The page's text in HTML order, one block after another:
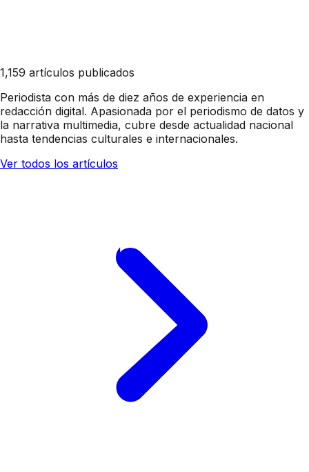
1,159 artículos publicados
Periodista con más de diez años de experiencia en
redacción digital. Apasionada por el periodismo de datos y
la narrativa multimedia, cubre desde actualidad nacional
hasta tendencias culturales e internacionales.
Ver todos los artículos